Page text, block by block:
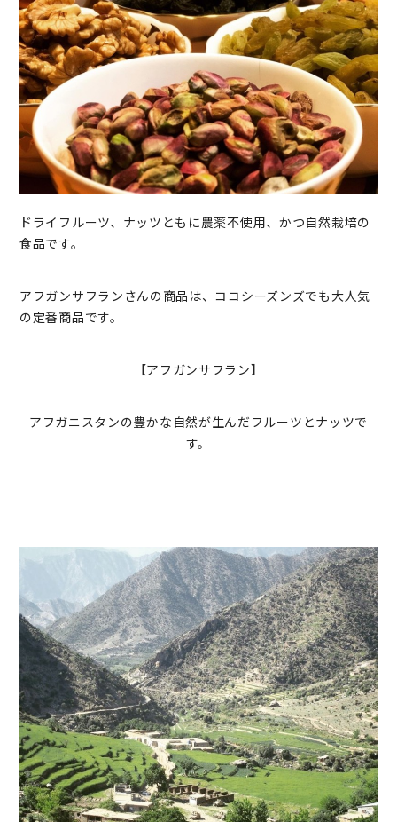
ドライフルーツ、ナッツともに農薬不使用、かつ自然栽培の
食品です。
アフガンサフランさんの商品は、ココシーズンズでも大人気
の定番商品です。
【アフガンサフラン】
アフガニスタンの豊かな自然が生んだフルーツとナッツで
す。